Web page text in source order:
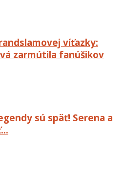
víťazky:
zarmútila fanúšikov
sú späť! Serena a